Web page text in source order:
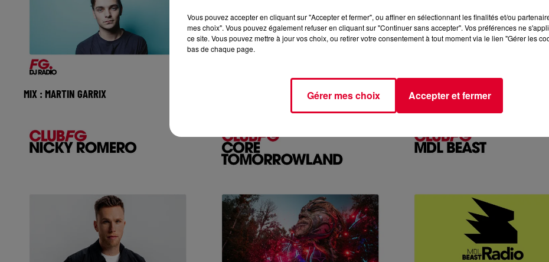
MIX : MARTIN GARRIX
radio FG DANCE sur www
radio FG Dance sur www.radi
MIX : OFFAIAH
radio FG DANCE sur www.radio
Vous pouvez accepter en cliquant sur "Accepter et fermer", ou affiner en sélectionnant les finalités et/ou
mes choix". Vous pouvez également refuser en cliquant sur "Continuer sans accepter". Vos préférences ne
ce site. Vous pouvez mettre à jour vos choix, ou retirer votre consentement à tout moment via le lien "Gérer les
bas de chaque page.
Gérer mes choix Accepter et fermer